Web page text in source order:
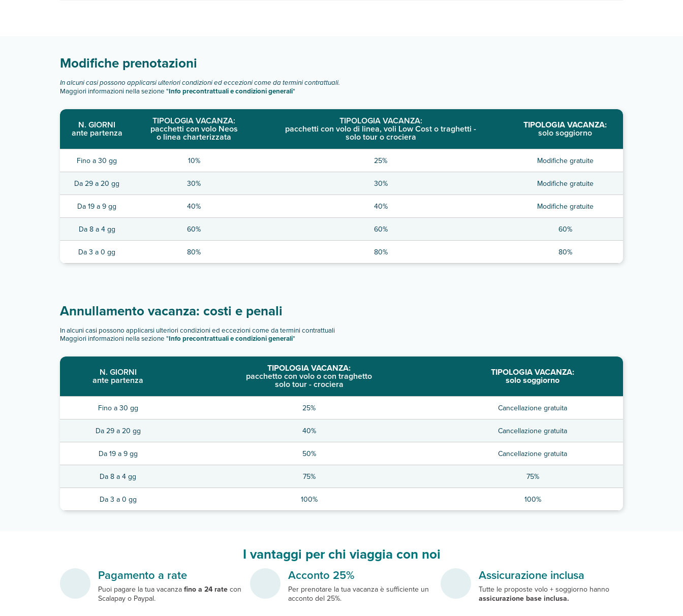
Modifiche prenotazioni
In alcuni casi possono applicarsi ulteriori condizioni ed eccezioni come da termini contrattuali.
Maggiori informazioni nella sezione "Info precontrattuali e condizioni generali"
N. GIORNI
ante partenza
TIPOLOGIA VACANZA:
pacchetti con volo Neos
o linea charterizzata
TIPOLOGIA VACANZA:
pacchetti con volo di linea, voli Low Cost o traghetti -
solo tour o crociera
TIPOLOGIA VACANZA:
solo soggiorno
Fino a 30 gg 10% 25% Modifiche gratuite
Da 29 a 20 gg 30% 30% Modifiche gratuite
Da 19 a 9 gg 40% 40% Modifiche gratuite
Da 8 a 4 gg 60% 60% 60%
Da 3 a 0 gg 80% 80% 80%
Annullamento vacanza: costi e penali
In alcuni casi possono applicarsi ulteriori condizioni ed eccezioni come da termini contrattuali
Maggiori informazioni nella sezione "Info precontrattuali e condizioni generali"
N. GIORNI
ante partenza
TIPOLOGIA VACANZA:
pacchetto con volo o con traghetto
solo tour - crociera
TIPOLOGIA VACANZA:
solo soggiorno
Fino a 30 gg 25% Cancellazione gratuita
Da 29 a 20 gg 40% Cancellazione gratuita
Da 19 a 9 gg 50% Cancellazione gratuita
Da 8 a 4 gg 75% 75%
Da 3 a 0 gg 100% 100%
I vantaggi per chi viaggia con noi
Pagamento a rate
Puoi pagare la tua vacanza fino a 24 rate con
Scalapay o Paypal.
Acconto 25%
Per prenotare la tua vacanza è sufficiente un
acconto del 25%.
Assicurazione inclusa
Tutte le proposte volo + soggiorno hanno
assicurazione base inclusa.